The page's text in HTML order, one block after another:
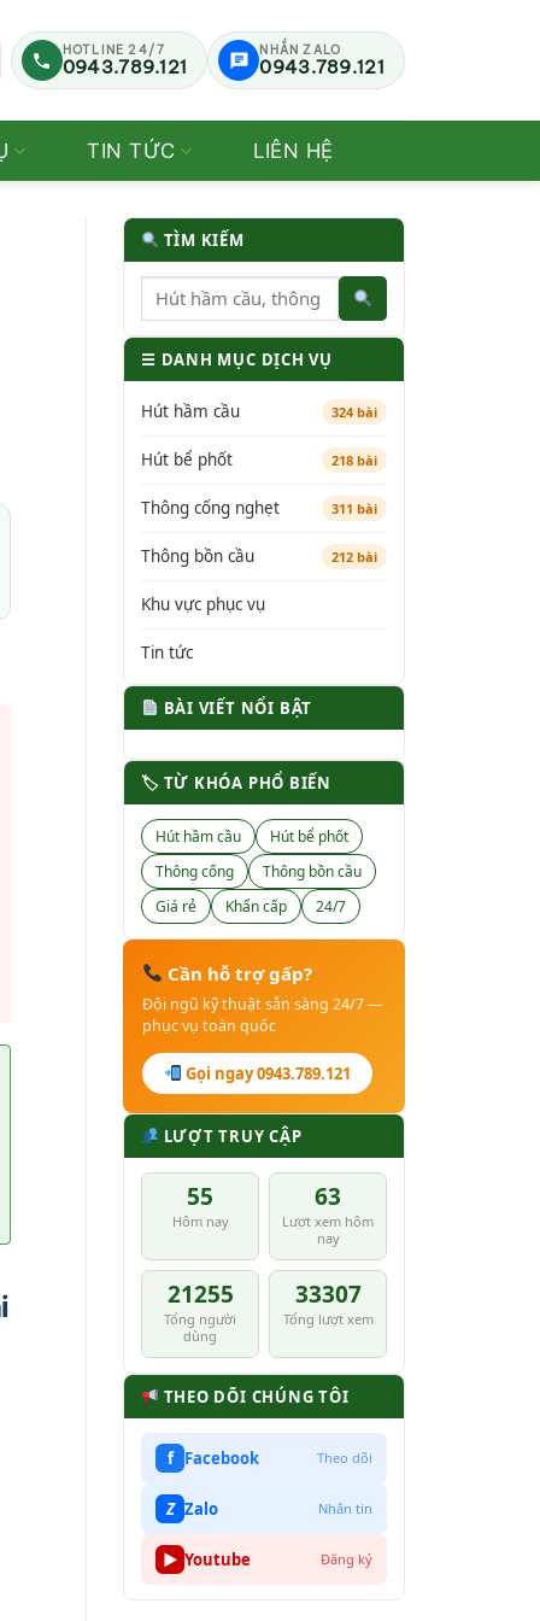
HOTLINE 24/7
0943.789.121
NHẮN ZALO
0943.789.121
TIN TỨC LIÊN HỆ
TÌM KIẾM
☰ DANH MỤC DỊCH VỤ
Hút hầm cầu 324 bài
Hút bể phốt 218 bài
Thông cống nghẹt 311 bài
Thông bồn cầu 212 bài
Khu vực phục vụ
Tin tức
BÀI VIẾT NỔI BẬT
🏷 TỪ KHÓA PHỔ BIẾN
Hút hầm cầu
Hút bể phốt
Thông cống
Thông bồn cầu
Giá rẻ
Khẩn cấp 24/7
Cần hỗ trợ gấp?
Đội ngũ kỹ thuật sẵn sàng 24/7 —
phục vụ toàn quốc
Gọi ngay 0943.789.121
LƯỢT TRUY CẬP
55
Hôm nay
63
Lượt xem hôm
nay
21255
Tổng người
dùng
33307
Tổng lượt xem
THEO DÕI CHÚNG TÔI
f Facebook Theo dõi
Z Zalo Nhắn tin
▶ Youtube Đăng ký